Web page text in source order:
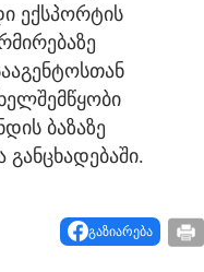
ექსპორტის
ბაზაზე
განცხადებაში.
გაზიარება